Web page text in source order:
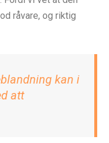
råvare, og riktig
kan i
att